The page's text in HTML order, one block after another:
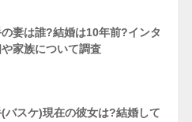
妻は誰?結婚は10年前?インタ
家族について調査
(バスケ)現在の彼女は?結婚して